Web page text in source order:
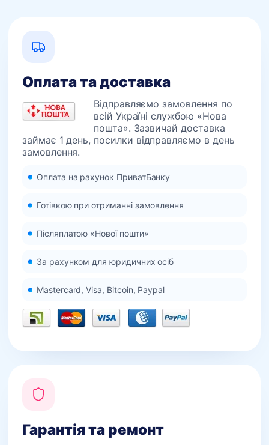
Оплата та доставка
Відправляємо замовлення по
всій Україні службою «Нова
пошта». Зазвичай доставка
займає 1 день, посилки відправляємо в день
замовлення.
Оплата на рахунок ПриватБанку
Готівкою при отриманні замовлення
Післяплатою «Нової пошти»
За рахунком для юридичних осіб
Mastercard, Visa, Bitcoin, Paypal
Гарантія та ремонт